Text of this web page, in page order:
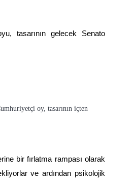
tasarının gelecek Senato
oy, tasarının içten
bir fırlatma rampası olarak
ve ardından psikolojik